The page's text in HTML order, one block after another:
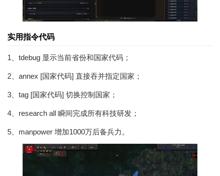
实用指令代码
1、tdebug 显示当前省份和国家代码；
2、annex [国家代码] 直接吞并指定国家；
3、tag [国家代码] 切换控制国家；
4、research all 瞬间完成所有科技研发；
5、manpower 增加1000万后备兵力。